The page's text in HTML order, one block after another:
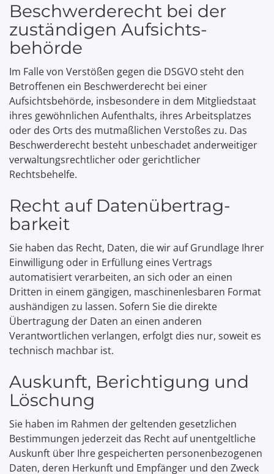
Beschwerde­recht bei der
zuständigen Aufsichts­
behörde
Im Falle von Verstößen gegen die DSGVO steht den
Betroffenen ein Beschwerderecht bei einer
Aufsichtsbehörde, insbesondere in dem Mitgliedstaat
ihres gewöhnlichen Aufenthalts, ihres Arbeitsplatzes
oder des Orts des mutmaßlichen Verstoßes zu. Das
Beschwerderecht besteht unbeschadet anderweitiger
verwaltungsrechtlicher oder gerichtlicher
Rechtsbehelfe.
Recht auf Daten­übertrag­
barkeit
Sie haben das Recht, Daten, die wir auf Grundlage Ihrer
Einwilligung oder in Erfüllung eines Vertrags
automatisiert verarbeiten, an sich oder an einen
Dritten in einem gängigen, maschinenlesbaren Format
aushändigen zu lassen. Sofern Sie die direkte
Übertragung der Daten an einen anderen
Verantwortlichen verlangen, erfolgt dies nur, soweit es
technisch machbar ist.
Auskunft, Berichtigung und
Löschung
Sie haben im Rahmen der geltenden gesetzlichen
Bestimmungen jederzeit das Recht auf unentgeltliche
Auskunft über Ihre gespeicherten personenbezogenen
Daten, deren Herkunft und Empfänger und den Zweck